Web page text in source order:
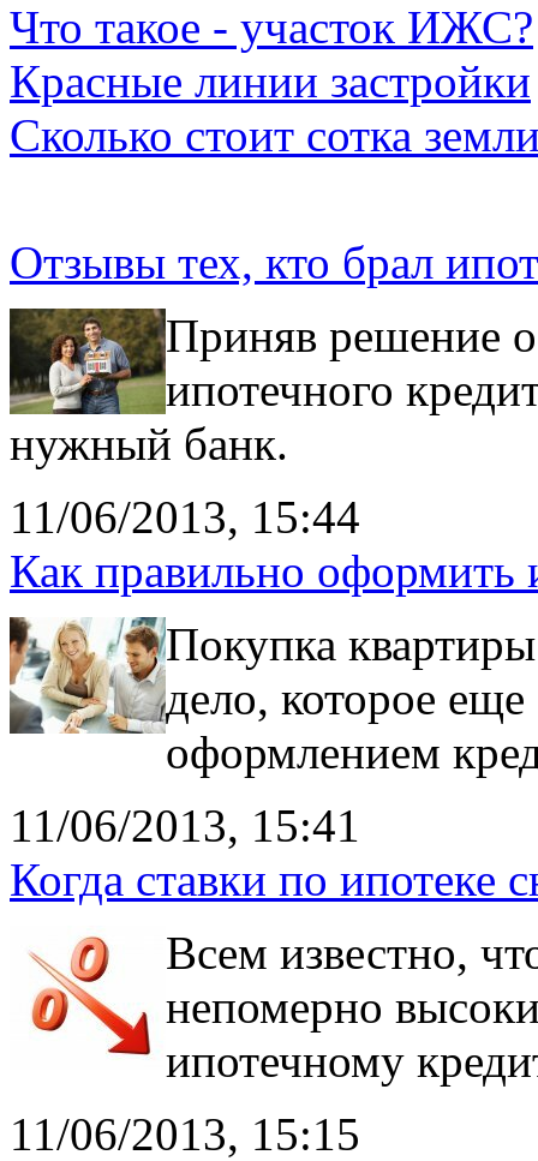
Что такое - участок ИЖС?
Красные линии застройки
Сколько стоит сотка
Отзывы тех, кто брал
Приняв решение
ипотечного
нужный банк.
11/06/2013, 15:44
Как правильно оформить
Покупка
дело, которое
оформлением
11/06/2013, 15:41
Когда ставки по ипотеке
Всем известно,
непомерно
ипотечному
11/06/2013, 15:15